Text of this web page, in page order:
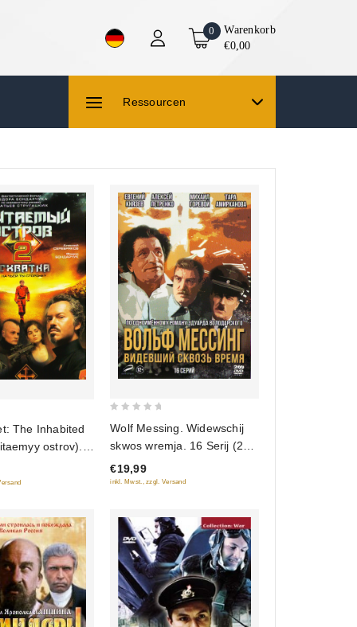
0
Warenkorb
€0,00
Ressourcen
The Inhabited
ostrov).
Rebellion
ostrov:
of
5
Wolf Messing. Widewschij
skwos wremja. 16 Serij (2
DVD)
€19,99
inkl. Mwst., zzgl. Versand